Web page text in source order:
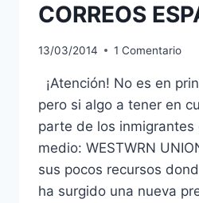
CORREOS
13/03/2014 1 Comentario
¡Atención! No es en
pero si algo a tener en
parte de los inmigrantes
medio: WESTWRN
sus pocos recursos
ha surgido una nueva